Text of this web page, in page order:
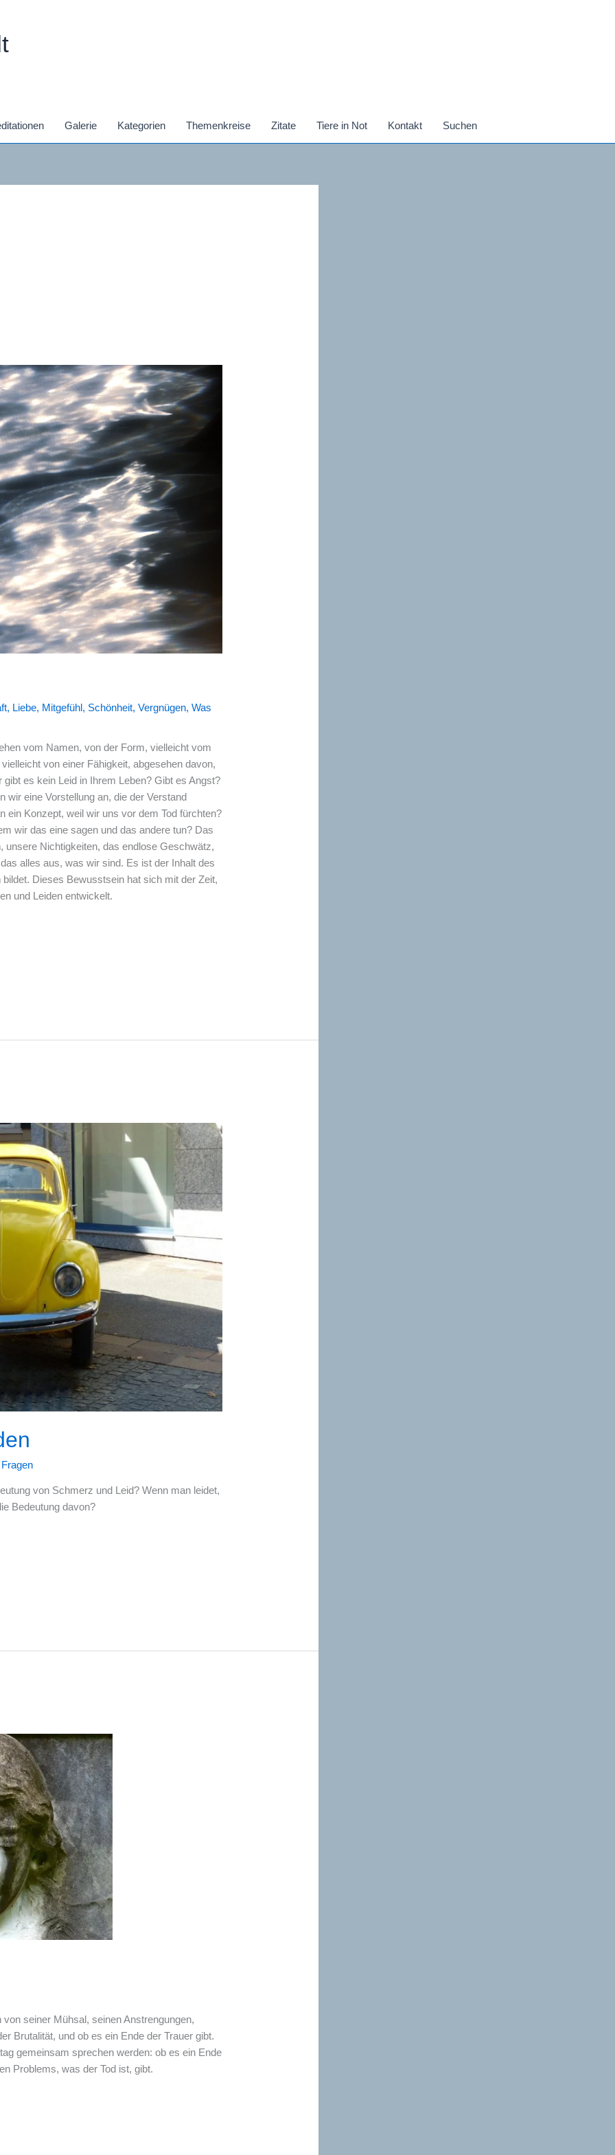
Galerie Kategorien Themenkreise Zitate Tiere in Not Kontakt Suchen
, Liebe, Mitgefühl, Schönheit,Vergnügen,Was
vom Namen, von der Form, vielleicht vom
von einer Fähigkeit, abgesehen davon,
es kein Leid in Ihrem Leben? Gibt es Angst?
wir eine Vorstellung an, die der Verstand
ein Konzept, weil wir uns vor dem Tod fürchten?
wir das eine sagen und das andere tun? Das
unsere Nichtigkeiten, das endlose Geschwätz,
alles aus, was wir sind. Es ist der Inhalt des
Dieses Bewusstsein hat sich mit der Zeit,
und Leiden entwickelt.
von Schmerz und Leid? Wenn man leidet,
Bedeutung davon?
seiner Mühsal, seinen Anstrengungen,
Brutalität, und ob es ein Ende der Trauer gibt.
gemeinsam sprechen werden: ob es ein Ende
Problems, was der Tod ist, gibt.